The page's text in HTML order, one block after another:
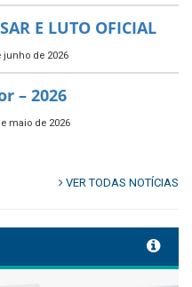
E LUTO OFICIAL
junho de 2026
– 2026
maio de 2026
VER TODAS NOTÍCIAS